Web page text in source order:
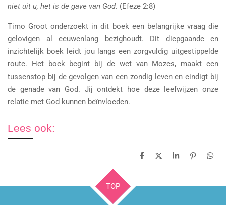
niet uit u, het is de gave van God. (Efeze 2:8)
Timo Groot onderzoekt in dit boek een belangrijke vraag die
gelovigen al eeuwenlang bezighoudt. Dit diepgaande en
inzichtelijk boek leidt jou langs een zorgvuldig uitgestippelde
route. Het boek begint bij de wet van Mozes, maakt een
tussenstop bij de gevolgen van een zondig leven en eindigt bij
de genade van God. Jij ontdekt hoe deze leefwijzen onze
relatie met God kunnen beïnvloeden.
Lees ook:
D
n
D
S
e
P
e
D
n
TOP